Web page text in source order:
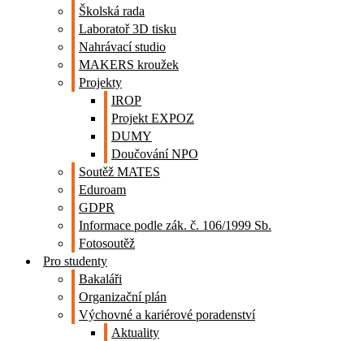
Školská rada
Laboratoř 3D tisku
Nahrávací studio
MAKERS kroužek
Projekty
IROP
Projekt EXPOZ
DUMY
Doučování NPO
Soutěž MATES
Eduroam
GDPR
Informace podle zák. č. 106/1999 Sb.
Fotosoutěž
Pro studenty
Bakaláři
Organizační plán
Výchovné a kariérové poradenství
Aktuality